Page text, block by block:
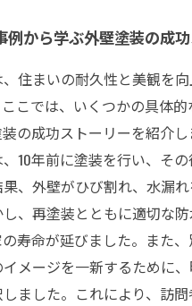
例から学ぶ外壁塗装の成
住まいの耐久性と美観を
こでは、いくつかの具体
の成功ストーリーを紹介し
10年前に塗装を行い、そ
、外壁がひび割れ、水漏
し、再塗装とともに適切な
寿命が延びました。また
メージを一新するために
ました。これにより、訪